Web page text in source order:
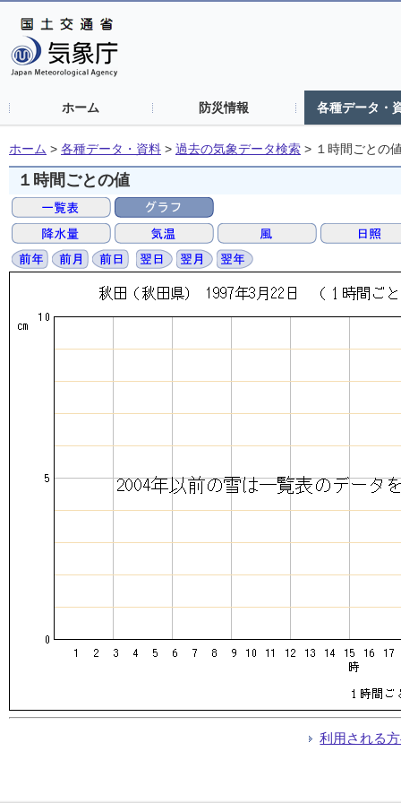
ホーム 防災情報 各種データ・
ホーム > 各種データ・資料 > 過去の気象データ検索 > １時間ごとの
１時間ごとの値
利用される